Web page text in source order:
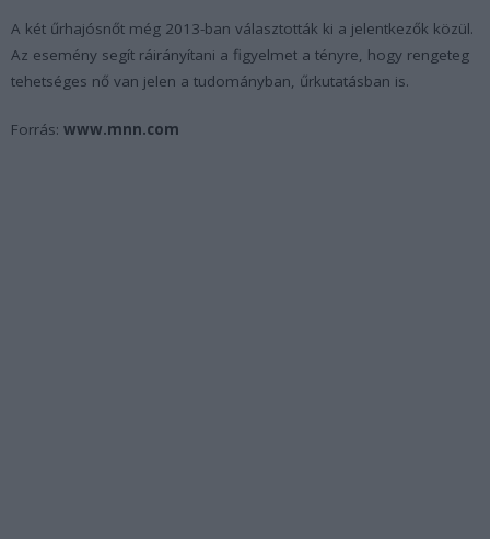
A két űrhajósnőt még 2013-ban választották ki a jelentkezők közül.
Az esemény segít ráirányítani a figyelmet a tényre, hogy rengeteg
tehetséges nő van jelen a tudományban, űrkutatásban is.
Forrás: www.mnn.com